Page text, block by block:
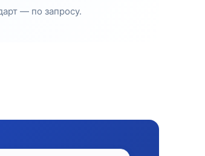
— по запросу.